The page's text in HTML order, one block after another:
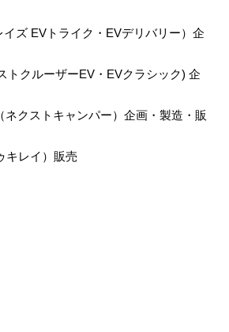
ズ EVトライク・EVデリバリー）企
トクルーザーEV・EVクラシック) 企
ネクストキャンパー）企画・製造・販
キレイ）販売